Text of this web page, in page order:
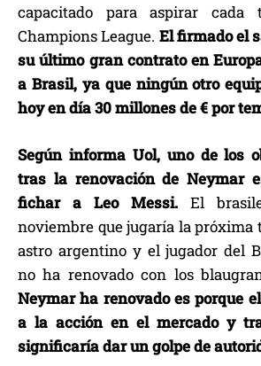
capacitado para aspirar cada
Champions League. El firmado el
su último gran contrato en
a Brasil, ya que ningún otro
hoy en día 30 millones de € por
Según informa Uol, uno de los
tras la renovación de Neymar
fichar a Leo Messi. El
noviembre que jugaría la próxima
astro argentino y el jugador del
no ha renovado con los
Neymar ha renovado es porque
a la acción en el mercado y
significaría dar un golpe de